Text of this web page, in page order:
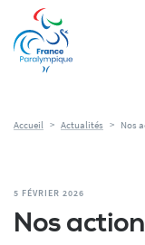
Accueil > Actualités > Nos
5 FÉVRIER 2026
Nos